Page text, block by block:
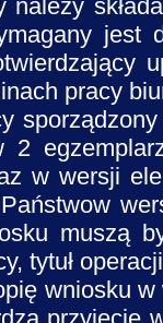
jest
pracy
2
w wersji
muszą
tytuł
wniosku